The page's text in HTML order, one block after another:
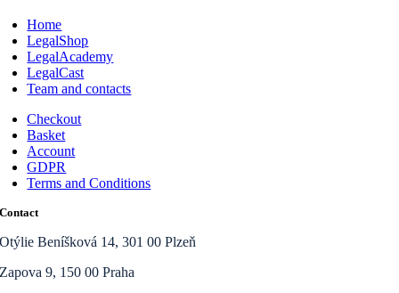
Home
LegalShop
LegalAcademy
LegalCast
Team and contacts
Checkout
Basket
Account
GDPR
Terms and Conditions
Contact
Otýlie Beníšková 14, 301 00 Plzeň
Zapova 9, 150 00 Praha